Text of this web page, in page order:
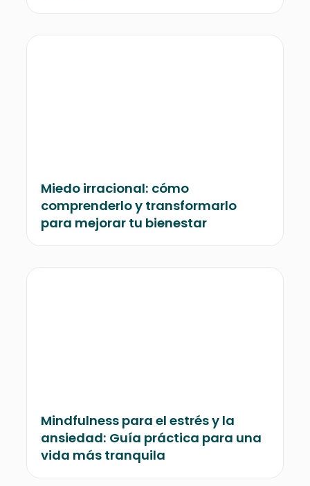
Miedo irracional: cómo
comprenderlo y transformarlo
para mejorar tu bienestar
Mindfulness para el estrés y la
ansiedad: Guía práctica para una
vida más tranquila